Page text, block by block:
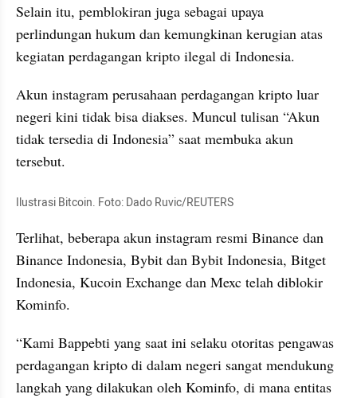
Selain itu, pemblokiran juga sebagai upaya
perlindungan hukum dan kemungkinan kerugian atas
kegiatan perdagangan kripto ilegal di Indonesia.
Akun instagram perusahaan perdagangan kripto luar
negeri kini tidak bisa diakses. Muncul tulisan “Akun
tidak tersedia di Indonesia” saat membuka akun
tersebut.
Ilustrasi Bitcoin. Foto: Dado Ruvic/REUTERS
Terlihat, beberapa akun instagram resmi Binance dan
Binance Indonesia, Bybit dan Bybit Indonesia, Bitget
Indonesia, Kucoin Exchange dan Mexc telah diblokir
Kominfo.
“Kami Bappebti yang saat ini selaku otoritas pengawas
perdagangan kripto di dalam negeri sangat mendukung
langkah yang dilakukan oleh Kominfo, di mana entitas